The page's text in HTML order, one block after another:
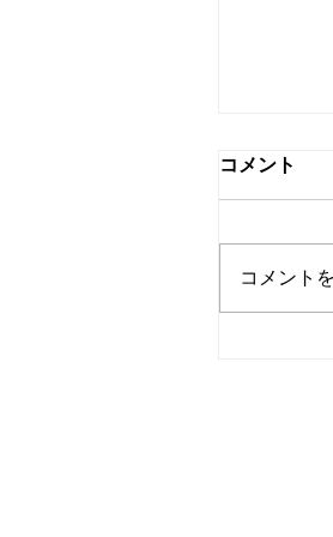
（変更
コメント
コメント